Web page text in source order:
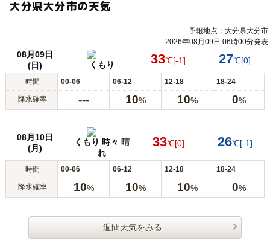
大分県大分市の天気
予報地点：大分県大分市
2026年08月09日 06時00分発表
08月09日
(日)
くもり 33℃[-1] 27℃[0]
時間 00-06 06-12 12-18 18-24
降水確率 --- 10% 10% 0%
08月10日
(月)
くもり 時々 晴
れ
33℃[0] 26℃[-1]
時間 00-06 06-12 12-18 18-24
降水確率 10% 10% 10% 0%
週間天気をみる